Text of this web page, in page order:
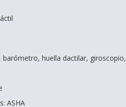
barómetro, huella dactilar,
ASHA